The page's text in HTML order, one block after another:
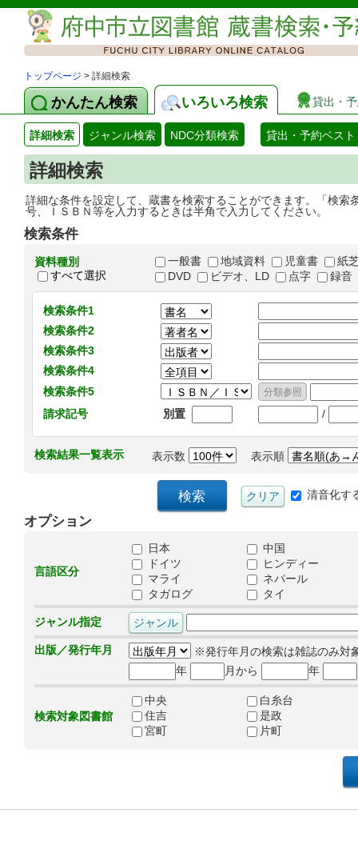
トップページ > 詳細検索
かんたん検索 いろいろ検索 貸出・
詳細検索 ジャンル検索 NDC分類検索 貸出・予約ベスト
詳細検索
詳細な条件を設定して、蔵書を検索することができます。「検
号、ＩＳＢＮ等を入力するときは半角で入力してください。
検索条件
資料種別
すべて選択
一般書 地域資料 児童書
紙
DVD
ビデオ、LD 点字 録音
検索条件1
検索条件2
検索条件3
検索条件4
検索条件5
請求記号
別置 /
検索結果一覧表示 表示数 表示順
清音化す
オプション
言語区分
日本
中国
ドイツ
ヒンディー
マライ
ネパール
タガログ
タイ
ジャンル指定
出版／発行年月
※発行年月の検索は雑誌のみ対
年
月から 年
検索対象図書館
中央
白糸台
住吉
是政
宮町
片町